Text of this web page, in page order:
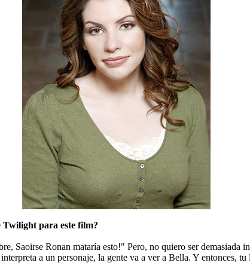
Twilight para este film?
Saoirse Ronan mataría esto!" Pero, no quiero ser demasiada
a un personaje, la gente va a ver a Bella. Y entonces,